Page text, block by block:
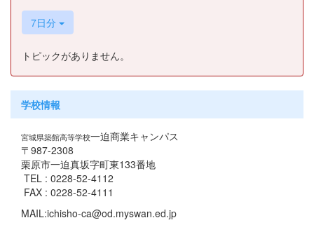
7日分
トピックがありません。
学校情報
宮城県築館高等学校一迫商業キャンパス
〒987-2308
栗原市一迫真坂字町東133番地
TEL : 0228-52-4112
FAX : 0228-52-4111
MAIL:ichisho-ca@od.myswan.ed.jp